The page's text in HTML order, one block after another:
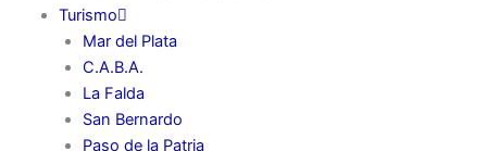
Turismo
Mar del Plata
C.A.B.A.
La Falda
San Bernardo
Paso de la Patria